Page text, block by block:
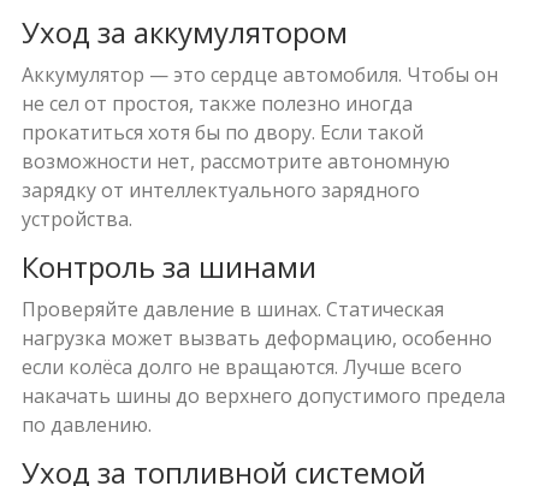
Уход за аккумулятором
Аккумулятор — это сердце автомобиля. Чтобы он
не сел от простоя, также полезно иногда
прокатиться хотя бы по двору. Если такой
возможности нет, рассмотрите автономную
зарядку от интеллектуального зарядного
устройства.
Контроль за шинами
Проверяйте давление в шинах. Статическая
нагрузка может вызвать деформацию, особенно
если колёса долго не вращаются. Лучше всего
накачать шины до верхнего допустимого предела
по давлению.
Уход за топливной системой